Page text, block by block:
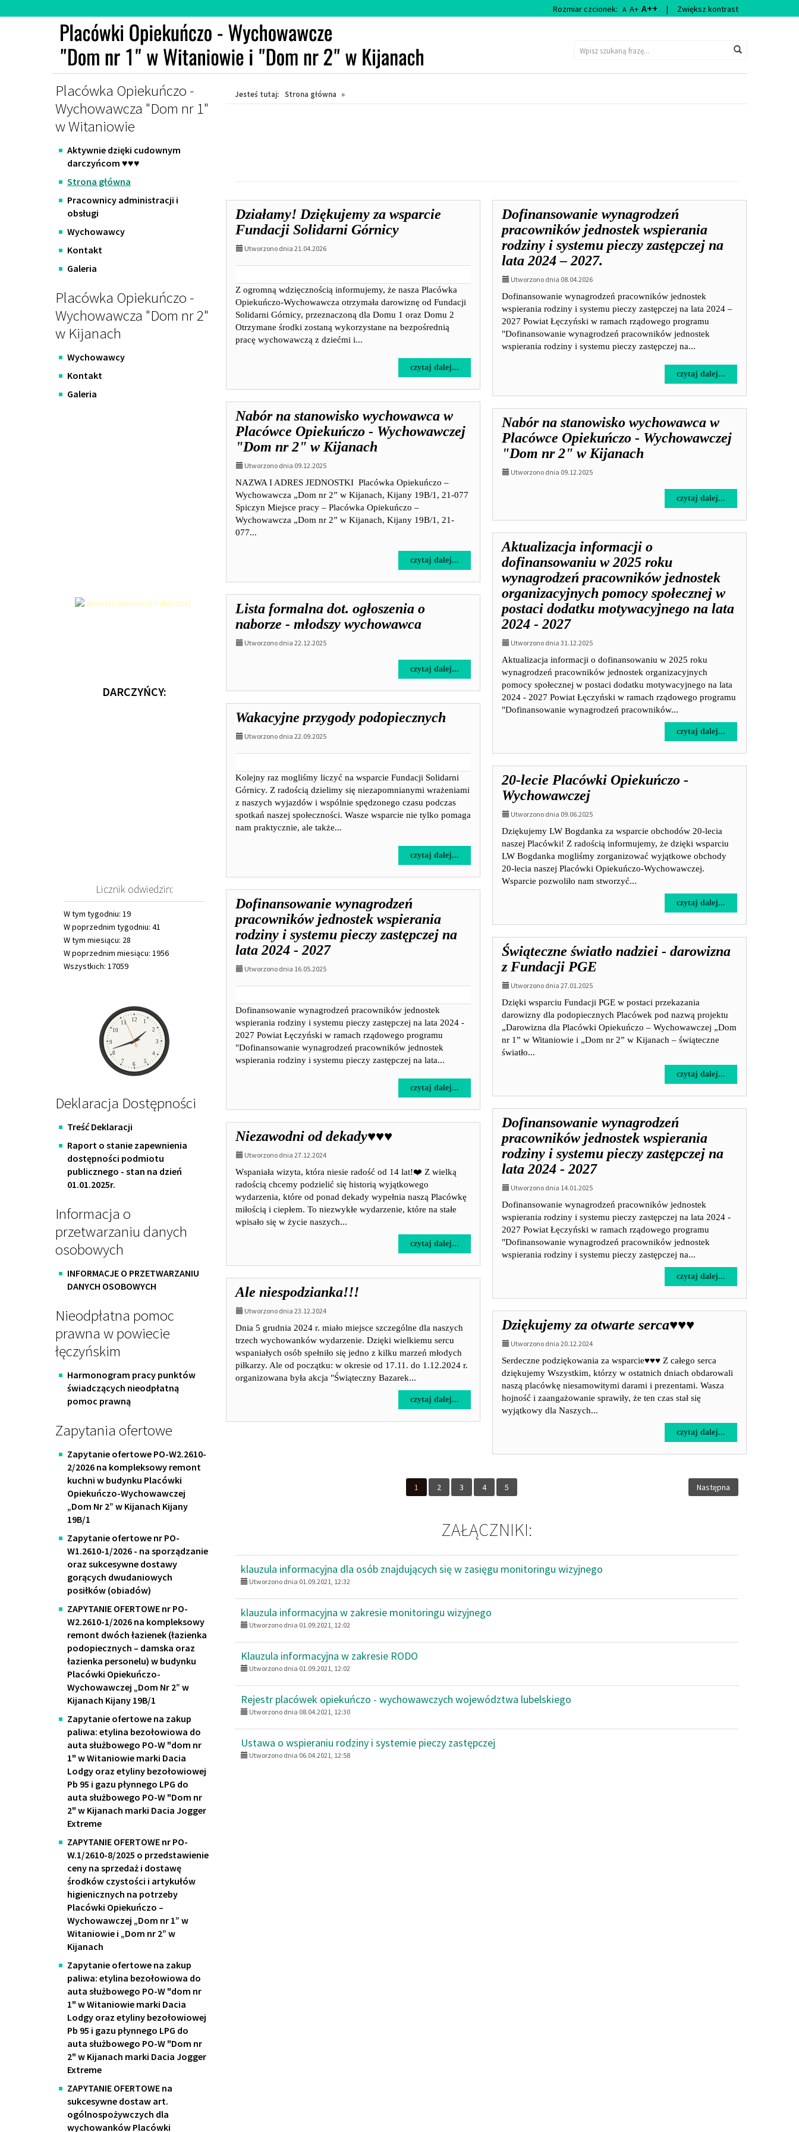
do
do
Rozmiar czcionek: A A+ A++ | Zwiększ kontrast
Wyszukiwarka
Placówka Opiekuńczo -
Wychowawcza "Dom nr 1"
w Witaniowie
Aktywnie dzięki cudownym
darczyńcom ♥️♥️♥️
Strona główna
Pracownicy administracji i
obsługi
Wychowawcy
Kontakt
Galeria
Placówka Opiekuńczo -
Wychowawcza "Dom nr 2"
w Kijanach
Wychowawcy
Kontakt
Galeria
DARCZYŃCY:
Licznik odwiedzin:
W tym tygodniu: 19
W poprzednim tygodniu: 41
W tym miesiącu: 28
W poprzednim miesiącu: 1956
Wszystkich: 17059
1
2
3
4
5
6
7
8
9
10
11
12
Deklaracja Dostępności
Treść Deklaracji
Raport o stanie zapewnienia
dostępności podmiotu
publicznego - stan na dzień
01.01.2025r.
Informacja o
przetwarzaniu danych
osobowych
INFORMACJE O PRZETWARZANIU
DANYCH OSOBOWYCH
Nieodpłatna pomoc
prawna w powiecie
łęczyńskim
Harmonogram pracy punktów
świadczących nieodpłatną
pomoc prawną
Zapytania ofertowe
Zapytanie ofertowe PO-W2.2610-
2/2026 na kompleksowy remont
kuchni w budynku Placówki
Opiekuńczo-Wychowawczej
„Dom Nr 2” w Kijanach Kijany
19B/1
Zapytanie ofertowe nr PO-
W1.2610-1/2026 - na sporządzanie
oraz sukcesywne dostawy
gorących dwudaniowych
posiłków (obiadów)
ZAPYTANIE OFERTOWE nr PO-
W2.2610-1/2026 na kompleksowy
remont dwóch łazienek (łazienka
podopiecznych – damska oraz
łazienka personelu) w budynku
Placówki Opiekuńczo-
Wychowawczej „Dom Nr 2” w
Kijanach Kijany 19B/1
Zapytanie ofertowe na zakup
paliwa: etylina bezołowiowa do
auta służbowego PO-W "dom nr
1" w Witaniowie marki Dacia
Lodgy oraz etyliny bezołowiowej
Pb 95 i gazu płynnego LPG do
auta służbowego PO-W "Dom nr
2" w Kijanach marki Dacia Jogger
Extreme
ZAPYTANIE OFERTOWE nr PO-
W.1/2610-8/2025 o przedstawienie
ceny na sprzedaż i dostawę
środków czystości i artykułów
higienicznych na potrzeby
Placówki Opiekuńczo –
Wychowawczej „Dom nr 1” w
Witaniowie i „Dom nr 2” w
Kijanach
Zapytanie ofertowe na zakup
paliwa: etylina bezołowiowa do
auta służbowego PO-W "dom nr
1" w Witaniowie marki Dacia
Lodgy oraz etyliny bezołowiowej
Pb 95 i gazu płynnego LPG do
auta służbowego PO-W "Dom nr
2" w Kijanach marki Dacia Jogger
Extreme
ZAPYTANIE OFERTOWE na
sukcesywne dostaw art.
ogólnospożywczych dla
wychowanków Placówki
Jesteś tutaj: Strona główna »
AKTUALNOŚCI,
strona
1:
Działamy! Dziękujemy za wsparcie
Fundacji Solidarni Górnicy
Utworzono dnia 21.04.2026
Z ogromną wdzięcznością informujemy, że nasza Placówka
Opiekuńczo-Wychowawcza otrzymała darowiznę od Fundacji
Solidarni Górnicy, przeznaczoną dla Domu 1 oraz Domu 2
Otrzymane środki zostaną wykorzystane na bezpośrednią
pracę wychowawczą z dziećmi i...
czytaj dalej...
temat:
Działamy!
Dziękujemy
wsparcie
Fundacji
Dofinansowanie wynagrodzeń
pracowników jednostek wspierania
rodziny i systemu pieczy zastępczej na
lata 2024 – 2027.
Utworzono dnia 08.04.2026
Dofinansowanie wynagrodzeń pracowników jednostek
wspierania rodziny i systemu pieczy zastępczej na lata 2024 –
2027 Powiat Łęczyński w ramach rządowego programu
"Dofinansowanie wynagrodzeń pracowników jednostek
wspierania rodziny i systemu pieczy zastępczej na...
czytaj dalej...
temat:
Dofinansowanie
wynagrodzeń
jednostek
wspierania
Nabór na stanowisko wychowawca w
Placówce Opiekuńczo - Wychowawczej
"Dom nr 2" w Kijanach
Utworzono dnia 09.12.2025
NAZWA I ADRES JEDNOSTKI Placówka Opiekuńczo –
Wychowawcza „Dom nr 2” w Kijanach, Kijany 19B/1, 21-077
Spiczyn Miejsce pracy – Placówka Opiekuńczo –
Wychowawcza „Dom nr 2” w Kijanach, Kijany 19B/1, 21-
077...
czytaj dalej...
temat:
Nabór
na
wychowawca
Wychowawczej
"Dom
nr
Nabór na stanowisko wychowawca w
Placówce Opiekuńczo - Wychowawczej
"Dom nr 2" w Kijanach
Utworzono dnia 09.12.2025
czytaj dalej...
temat:
Nabór
na
Opiekuńczo
-
Aktualizacja informacji o
dofinansowaniu w 2025 roku
wynagrodzeń pracowników jednostek
organizacyjnych pomocy społecznej w
postaci dodatku motywacyjnego na lata
2024 - 2027
Utworzono dnia 31.12.2025
Aktualizacja informacji o dofinansowaniu w 2025 roku
wynagrodzeń pracowników jednostek organizacyjnych
pomocy społecznej w postaci dodatku motywacyjnego na lata
2024 - 2027 Powiat Łęczyński w ramach rządowego programu
"Dofinansowanie wynagrodzeń pracowników...
czytaj dalej...
temat:
Aktualizacja
informacji
na
Lista formalna dot. ogłoszenia o
naborze - młodszy wychowawca
Utworzono dnia 22.12.2025
czytaj dalej...
temat:
Lista
formalna
naborze
wychowawca
Wakacyjne przygody podopiecznych
Utworzono dnia 22.09.2025
Kolejny raz mogliśmy liczyć na wsparcie Fundacji Solidarni
Górnicy. Z radością dzielimy się niezapomnianymi wrażeniami
z naszych wyjazdów i wspólnie spędzonego czasu podczas
spotkań naszej społeczności. Wasze wsparcie nie tylko pomaga
nam praktycznie, ale także...
czytaj dalej...
temat:
Wakacyjne
przygody
20-lecie Placówki Opiekuńczo -
Wychowawczej
Utworzono dnia 09.06.2025
Dziękujemy LW Bogdanka za wsparcie obchodów 20-lecia
naszej Placówki! Z radością informujemy, że dzięki wsparciu
LW Bogdanka mogliśmy zorganizować wyjątkowe obchody
20-lecia naszej Placówki Opiekuńczo-Wychowawczej.
Wsparcie pozwoliło nam stworzyć...
czytaj dalej...
temat:
20-
lecie
Placówki
Dofinansowanie wynagrodzeń
pracowników jednostek wspierania
rodziny i systemu pieczy zastępczej na
lata 2024 - 2027
Utworzono dnia 16.05.2025
Dofinansowanie wynagrodzeń pracowników jednostek
wspierania rodziny i systemu pieczy zastępczej na lata 2024 -
2027 Powiat Łęczyński w ramach rządowego programu
"Dofinansowanie wynagrodzeń pracowników jednostek
wspierania rodziny i systemu pieczy zastępczej na lata...
czytaj dalej...
temat:
Dofinansowanie
wynagrodzeń
pracowników
systemu
2024
-
2027
Świąteczne światło nadziei - darowizna
z Fundacji PGE
Utworzono dnia 27.01.2025
Dzięki wsparciu Fundacji PGE w postaci przekazania
darowizny dla podopiecznych Placówek pod nazwą projektu
„Darowizna dla Placówki Opiekuńczo – Wychowawczej „Dom
nr 1” w Witaniowie i „Dom nr 2” w Kijanach – świąteczne
światło...
czytaj dalej...
temat:
Świąteczne
światło
Dofinansowanie wynagrodzeń
pracowników jednostek wspierania
rodziny i systemu pieczy zastępczej na
lata 2024 - 2027
Utworzono dnia 14.01.2025
Dofinansowanie wynagrodzeń pracowników jednostek
wspierania rodziny i systemu pieczy zastępczej na lata 2024 -
2027 Powiat Łęczyński w ramach rządowego programu
"Dofinansowanie wynagrodzeń pracowników jednostek
wspierania rodziny i systemu pieczy zastępczej na...
czytaj dalej...
temat:
Dofinansowanie
wynagrodzeń
i
2024
-
Niezawodni od dekady♥️♥️♥️
Utworzono dnia 27.12.2024
Wspaniała wizyta, która niesie radość od 14 lat!❤️ Z wielką
radością chcemy podzielić się historią wyjątkowego
wydarzenia, które od ponad dekady wypełnia naszą Placówkę
miłością i ciepłem. To niezwykłe wydarzenie, które na stałe
wpisało się w życie naszych...
czytaj dalej...
temat:
Niezawodni
od
Ale niespodzianka!!!
Utworzono dnia 23.12.2024
Dnia 5 grudnia 2024 r. miało miejsce szczególne dla naszych
trzech wychowanków wydarzenie. Dzięki wielkiemu sercu
wspaniałych osób spełniło się jedno z kilku marzeń młodych
piłkarzy. Ale od początku: w okresie od 17.11. do 1.12.2024 r.
organizowana była akcja "Świąteczny Bazarek...
czytaj dalej...
temat:
Ale
Dziękujemy za otwarte serca♥️♥️♥️
Utworzono dnia 20.12.2024
Serdeczne podziękowania za wsparcie♥️♥️♥️ Z całego serca
dziękujemy Wszystkim, którzy w ostatnich dniach obdarowali
naszą placówkę niesamowitymi darami i prezentami. Wasza
hojność i zaangażowanie sprawiły, że ten czas stał się
wyjątkowy dla Naszych...
czytaj dalej...
temat:
Dziękujemy
otwarte
serca♥️♥️♥️
1 2 3 4 5 Następna
ZAŁĄCZNIKI:
klauzula informacyjna dla osób znajdujących się w zasięgu monitoringu wizyjnego
Utworzono dnia 01.09.2021, 12:32
klauzula informacyjna w zakresie monitoringu wizyjnego
Utworzono dnia 01.09.2021, 12:02
Klauzula informacyjna w zakresie RODO
Utworzono dnia 01.09.2021, 12:02
Rejestr placówek opiekuńczo - wychowawczych województwa lubelskiego
Utworzono dnia 08.04.2021, 12:30
Ustawa o wspieraniu rodziny i systemie pieczy zastępczej
Utworzono dnia 06.04.2021, 12:58